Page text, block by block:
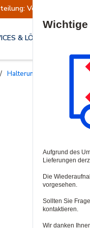
Versand ausgesetzt
& LÖSUNGEN
/ Halterungen